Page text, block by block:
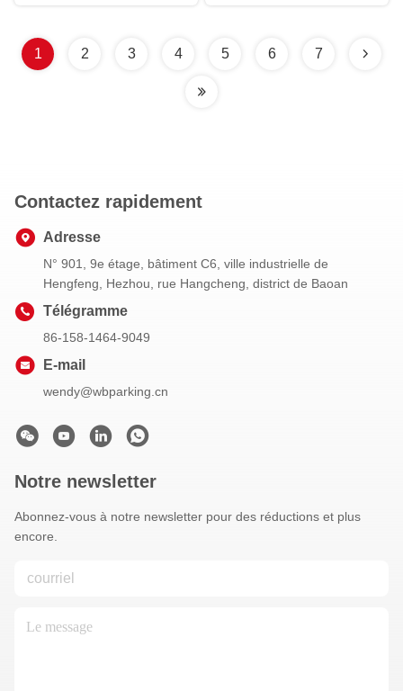
1 2 3 4 5 6 7
Contactez rapidement
Adresse
N° 901, 9e étage, bâtiment C6, ville industrielle de
Hengfeng, Hezhou, rue Hangcheng, district de Baoan
Télégramme
86-158-1464-9049
E-mail
wendy@wbparking.cn
Notre newsletter
Abonnez-vous à notre newsletter pour des réductions et plus
encore.